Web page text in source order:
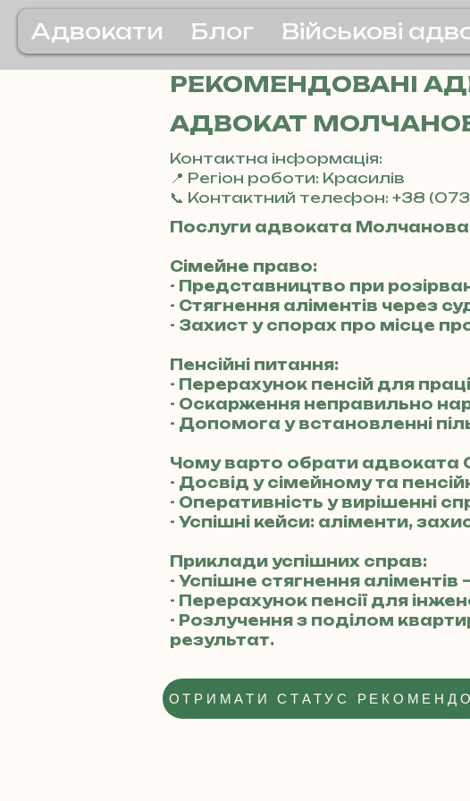
Адвокати Блог Військові
РЕКОМЕНДОВАНІ
АДВОКАТ
Контактна інформація:
📍 Регіон роботи: Красилів
📞 Контактний телефон: +38
Послуги адвоката Молчанова
Сімейне право:
- Представництво при
- Стягнення аліментів через
- Захист у спорах про місце
Пенсійні питання:
- Перерахунок пенсій для
- Оскарження неправильно
- Допомога у встановленні
Чому варто обрати адвоката
- Досвід у сімейному та
- Оперативність у вирішенні
- Успішні кейси: аліменти,
Приклади успішних справ:
- Успішне стягнення
- Перерахунок пенсії для
- Розлучення з поділом
результат.
ОТРИМАТИ СТАТУС